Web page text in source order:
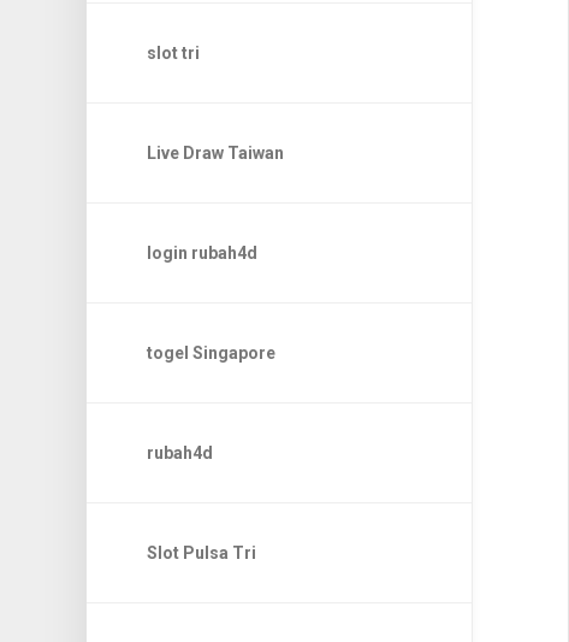
slot tri
Live Draw Taiwan
login rubah4d
togel Singapore
rubah4d
Slot Pulsa Tri